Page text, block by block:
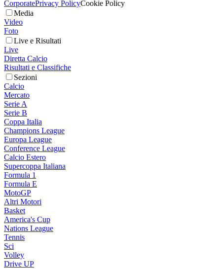
CorporatePrivacy PolicyCookie Policy
Media
Video
Foto
Live e Risultati
Live
Diretta Calcio
Risultati e Classifiche
Sezioni
Calcio
Mercato
Serie A
Serie B
Coppa Italia
Champions League
Europa League
Conference League
Calcio Estero
Supercoppa Italiana
Formula 1
Formula E
MotoGP
Altri Motori
Basket
America's Cup
Nations League
Tennis
Sci
Volley
Drive UP